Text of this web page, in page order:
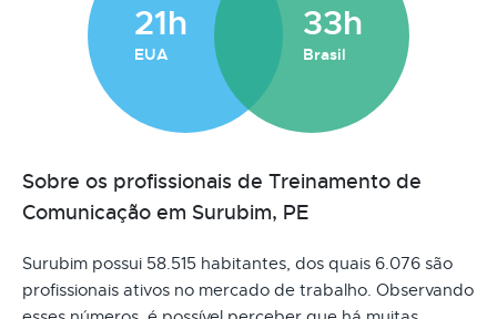
21h
EUA
33h
Brasil
Sobre os profissionais de Treinamento de
Comunicação em Surubim, PE
Surubim possui 58.515 habitantes, dos quais 6.076 são
profissionais ativos no mercado de trabalho. Observando